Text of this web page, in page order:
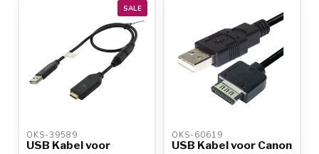
SALE
OKS-39589
USB Kabel voor
OKS-60619
USB Kabel voor Canon